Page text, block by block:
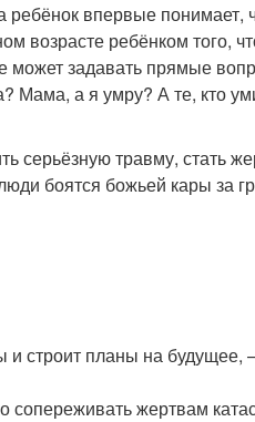
ребёнок впервые понимает,
возрасте ребёнком того,
может задавать прямые
Мама, а я умру? А те, кто
серьёзную травму, стать
боятся божьей кары за
и строит планы на будущее,
сопереживать жертвам